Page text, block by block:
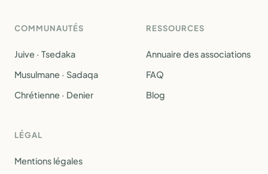
COMMUNAUTÉS
Juive · Tsedaka
Musulmane · Sadaqa
Chrétienne · Denier
RESSOURCES
Annuaire des associations
FAQ
Blog
LÉGAL
Mentions légales